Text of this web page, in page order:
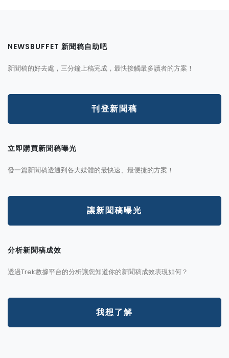
NEWSBUFFET 新聞稿自助吧
新聞稿的好去處，三分鐘上稿完成，最快接觸最多讀者的方案！
刊登新聞稿
立即購買新聞稿曝光
發一篇新聞稿透通到各大媒體的最快速、最便捷的方案！
讓新聞稿曝光
分析新聞稿成效
透過Trek數據平台的分析讓您知道你的新聞稿成效表現如何？
我想了解